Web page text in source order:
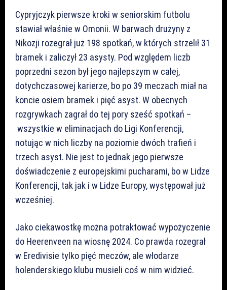
Cypryjczyk pierwsze kroki w seniorskim futbolu
stawiał właśnie w Omonii. W barwach drużyny z
Nikozji rozegrał już 198 spotkań, w których strzelił 31
bramek i zaliczył 23 asysty. Pod względem liczb
poprzedni sezon był jego najlepszym w całej,
dotychczasowej karierze, bo po 39 meczach miał na
koncie osiem bramek i pięć asyst. W obecnych
rozgrywkach zagrał do tej pory sześć spotkań –
wszystkie w eliminacjach do Ligi Konferencji,
notując w nich liczby na poziomie dwóch trafień i
trzech asyst. Nie jest to jednak jego pierwsze
doświadczenie z europejskimi pucharami, bo w Lidze
Konferencji, tak jak i w Lidze Europy, występował już
wcześniej.
Jako ciekawostkę można potraktować wypożyczenie
do Heerenveen na wiosnę 2024. Co prawda rozegrał
w Eredivisie tylko pięć meczów, ale włodarze
holenderskiego klubu musieli coś w nim widzieć.